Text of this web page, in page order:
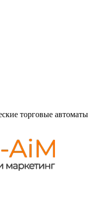
торговые автоматы